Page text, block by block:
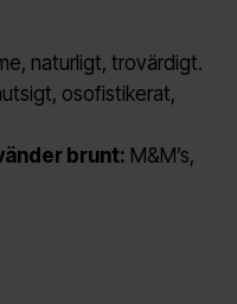
naturligt, trovärdigt.
osofistikerat,
brunt: M&M’s,